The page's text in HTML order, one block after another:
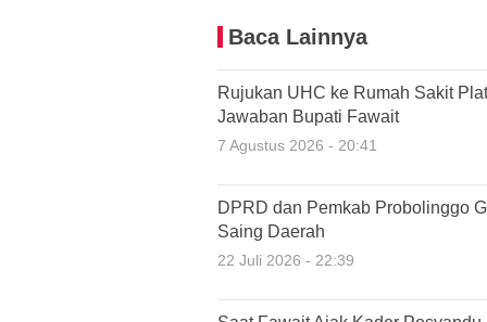
Baca Lainnya
Rujukan UHC ke Rumah Sakit
Jawaban Bupati Fawait
7 Agustus 2026 - 20:41
DPRD dan Pemkab Probolinggo
Saing Daerah
22 Juli 2026 - 22:39